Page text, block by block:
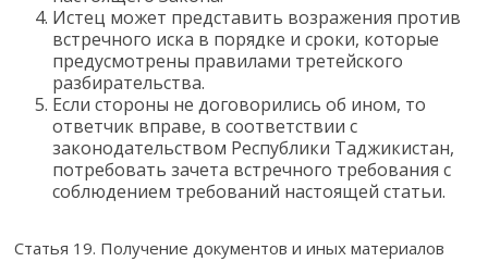
Истец может представить возражения против
встречного иска в порядке и сроки, которые
предусмотрены правилами третейского
разбирательства.
Если стороны не договорились об ином, то
ответчик вправе, в соответствии с
законодательством Республики Таджикистан,
потребовать зачета встречного требования с
соблюдением требований настоящей статьи.
Статья 19. Получение документов и иных материалов